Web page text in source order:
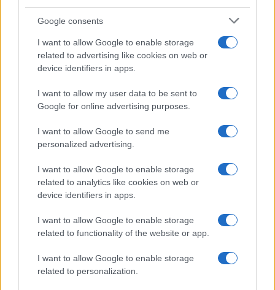
Google consents
I want to allow Google to enable storage
related to advertising like cookies on web or
device identifiers in apps.
I want to allow my user data to be sent to
Google for online advertising purposes.
I want to allow Google to send me
personalized advertising.
I want to allow Google to enable storage
related to analytics like cookies on web or
device identifiers in apps.
I want to allow Google to enable storage
related to functionality of the website or app.
I want to allow Google to enable storage
related to personalization.
Sigue leyendo
CONSEJOS DE COCINA